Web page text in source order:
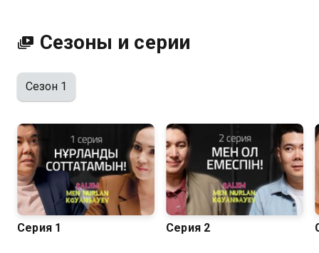
атақты адамдармен уақыт өткізіп, үлкен табысқа ие
болады, алайда тәтті өмірдің жақын арада
аяқталатыны есінен шығып кетеді.
Посмотреть онлайн 1 сезон сериала Салем мен
Нурлан Коянбаев вы можете совершенно
бесплатно в хорошем HD качестве на Казахтелеком
Сезоны и серии
Сезон 1
Серия 1 Серия 2